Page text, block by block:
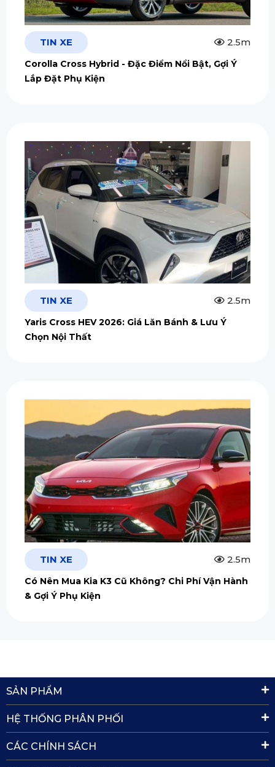
TIN XE 2.5m
Corolla Cross Hybrid - Đặc Điểm Nổi Bật, Gợi Ý
Lắp Đặt Phụ Kiện
TIN XE 2.5m
Yaris Cross HEV 2026: Giá Lăn Bánh & Lưu Ý
Chọn Nội Thất
TIN XE 2.5m
Có Nên Mua Kia K3 Cũ Không? Chi Phí Vận Hành
& Gợi Ý Phụ Kiện
SẢN PHẨM
HỆ THỐNG PHÂN PHỐI
CÁC CHÍNH SÁCH